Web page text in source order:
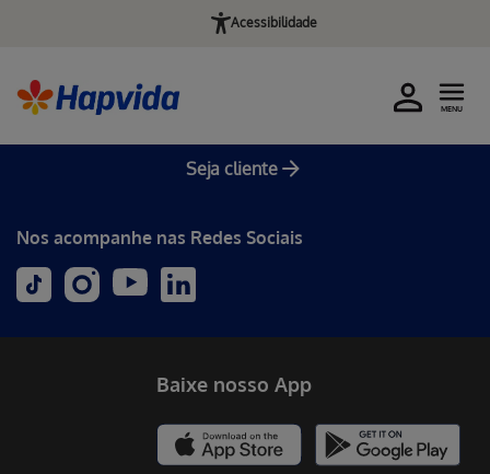
Acessibilidade
Seja cliente
MENU
Nos acompanhe nas Redes Sociais
Baixe nosso App